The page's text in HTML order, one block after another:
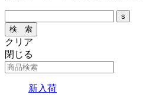
クリア
閉じる
新入荷